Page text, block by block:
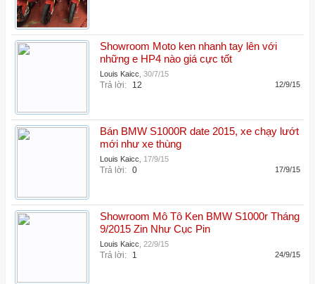
Showroom Moto ken nhanh tay lên với
những e HP4 nào giá cực tốt
Louis Kaicc 30/7/15
Trả lời: 12 12/9/15
Bán BMW S1000R date 2015, xe chạy lướt
mới như xe thùng
Louis Kaicc 17/9/15
Trả lời: 0 17/9/15
Showroom Mô Tô Ken BMW S1000r Tháng
9/2015 Zin Như Cục Pin
Louis Kaicc 22/9/15
Trả lời: 1 24/9/15